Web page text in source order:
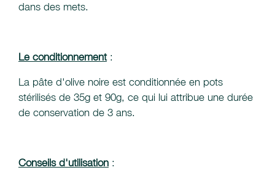
dans des mets.
Le conditionnement:
La pâte d'olive noire est conditionnée en pots
stérilisés de 35g et 90g, ce qui lui attribue une durée
de conservation de 3 ans.
Conseils d'utilisation :